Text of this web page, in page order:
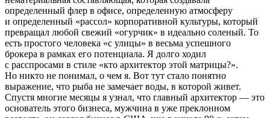
определенный флер в офисе, определенную атмосферу
и определенный «рассол» корпоративной культуры, который
превращал любой свежий «огурчик» в идеально соленый. То
есть простого человека «с улицы» в весьма успешного
брокера в рамках его потенциала. Я долго ходил
с расспросами в стиле «кто архитектор этой матрицы?».
Но никто не понимал, о чем я. Вот тут стало понятно
выражение, что рыба не замечает воды, в которой живет.
Спустя многие месяцы я узнал, что главный архитектор — это
основатель этого бизнеса, мужчина в уже преклонном